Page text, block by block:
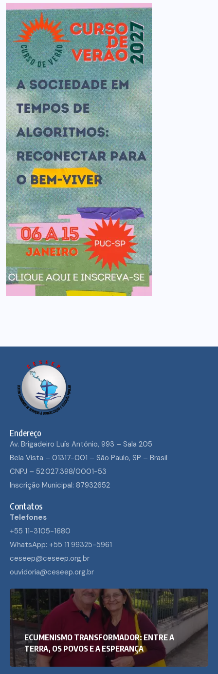
Endereço
Av. Brigadeiro Luís Antônio, 993 – Sala 205
Bela Vista – 01317-001 – São Paulo, SP – Brasil
CNPJ – 52.027.398/0001-53
Inscrição Municipal: 87932652
Contatos
Telefones
+55 11-3105-1680
WhatsApp: +55 11 99325-5961
ceseep@ceseep.org.br
ouvidoria@ceseep.org.br
ECUMENISMO TRANSFORMADOR: ENTRE A
TERRA, OS POVOS E A ESPERANÇA